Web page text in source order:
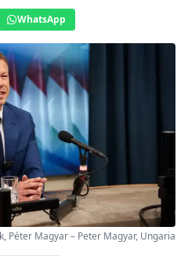
WhatsApp
Péter Magyar – Peter Magyar, Ungaria